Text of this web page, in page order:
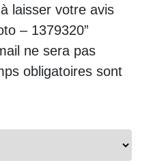
laisser votre avis
– 1379320”
ne sera pas
obligatoires sont